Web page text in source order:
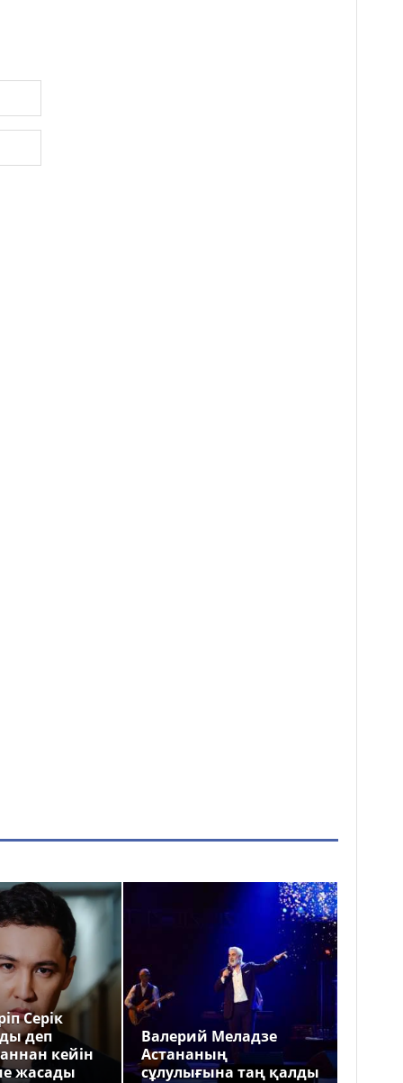
Серік
деп
кейін
жасады
Валерий Меладзе
Астананың
сұлулығына таң қалды